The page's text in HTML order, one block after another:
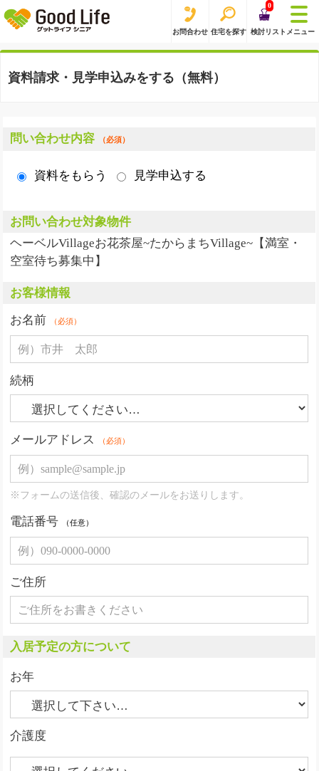
お問合わせ 住宅を探す
0
検討リスト メニュー
資料請求・見学申込みをする（無料）
問い合わせ内容 （必須）
資料をもらう 見学申込する
お問い合わせ対象物件
ヘーベルVillageお花茶屋~たからまちVillage~【満室・
空室待ち募集中】
お客様情報
お名前
（必須）
続柄
メールアドレス （必須）
※フォームの送信後、確認のメールをお送りします。
電話番号 （任意）
ご住所
入居予定の方について
お年
介護度